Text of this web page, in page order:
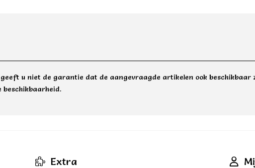
u niet de garantie dat de aangevraagde artikelen ook
beschikbaarheid.
Extra